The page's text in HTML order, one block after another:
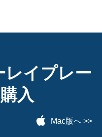
イプレー
入
Mac版へ >>